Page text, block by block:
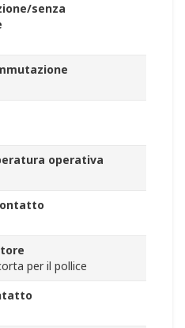
senza
operativa
per il pollice